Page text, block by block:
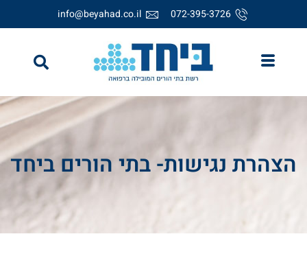
072-395-3726
info@beyahad.co.il
הצהרת נגישות- בתי הורים ביחד